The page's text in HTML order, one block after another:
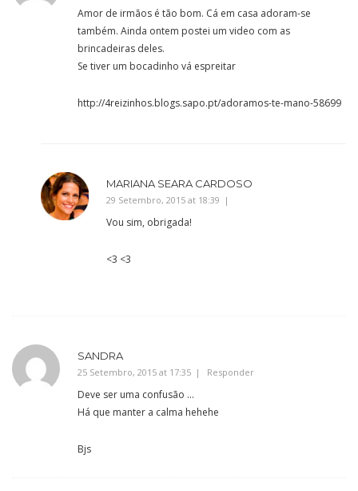
Amor de irmãos é tão bom. Cá em casa adoram-se
também. Ainda ontem postei um video com as
brincadeiras deles.
Se tiver um bocadinho vá espreitar
http://4reizinhos.blogs.sapo.pt/adoramos-te-mano-58699
MARIANA SEARA CARDOSO
29 Setembro, 2015 at 18:39
Vou sim, obrigada!
<3 <3
SANDRA
25 Setembro, 2015 at 17:35 Responder
Deve ser uma confusão …
Há que manter a calma hehehe
Bjs